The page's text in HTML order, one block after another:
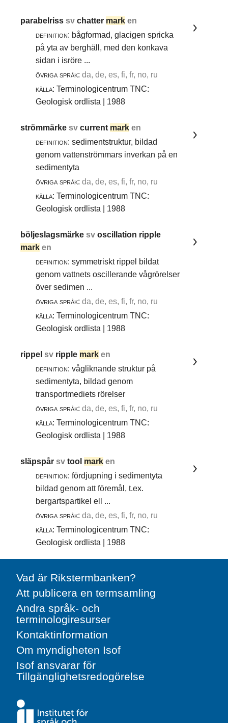
parabelrisssvchatter mark en
definition: bågformad, glacigen spricka
på yta av berghäll, med den konkava
sidan i isröre ...
övriga språk: da, de, es, fi, fr, no, ru
källa: Terminologicentrum TNC:
Geologisk ordlista | 1988
strömmärkesvcurrent mark en
definition: sedimentstruktur, bildad
genom vattenströmmars inverkan på en
sedimentyta
övriga språk: da, de, es, fi, fr, no, ru
källa: Terminologicentrum TNC:
Geologisk ordlista | 1988
böljeslagsmärkesvoscillation ripple
mark en
definition: symmetriskt rippel bildat
genom vattnets oscillerande vågrörelser
över sedimen ...
övriga språk: da, de, es, fi, fr, no, ru
källa: Terminologicentrum TNC:
Geologisk ordlista | 1988
rippelsv ripple mark en
definition: vågliknande struktur på
sedimentyta, bildad genom
transportmediets rörelser
övriga språk: da, de, es, fi, fr, no, ru
källa: Terminologicentrum TNC:
Geologisk ordlista | 1988
släpspårsvtool mark en
definition: fördjupning i sedimentyta
bildad genom att föremål, t.ex.
bergartspartikel ell ...
övriga språk: da, de, es, fi, fr, no, ru
källa: Terminologicentrum TNC:
Geologisk ordlista | 1988
Vad är Rikstermbanken?
Att publicera en termsamling
Andra språk- och
terminologiresurser
Kontaktinformation
Om myndigheten Isof
Isof ansvarar för
Tillgänglighetsredogörelse